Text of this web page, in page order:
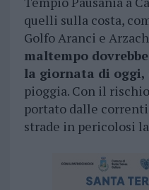
quelli sulla costa,
Golfo Aranci e
maltempo
la giornata di oggi,
pioggia. Con il
portato dalle
strade in pericolosi